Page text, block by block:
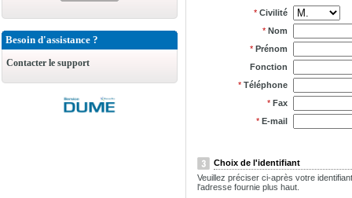
Besoin d'assistance ?
Contacter le support
* Civilité
* Nom
* Prénom
Fonction
* Téléphone
* Fax
* E-mail
Choix de l'identifiant
Veuillez préciser ci-après votre
l'adresse fournie plus haut.